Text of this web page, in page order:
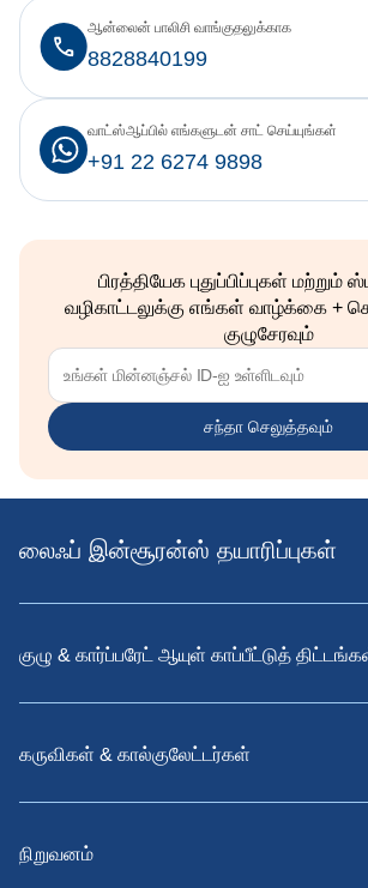
8828840199
ஆன்லைன் பாலிசி வாங்குதலுக்காக
+91 22 6274 9898
வாட்ஸ்ஆப்பில் எங்களுடன் சாட் செய்யுங்கள்
பிரத்தியேக புதுப்பிப்புகள் மற்றும்
வழிகாட்டலுக்கு எங்கள் வாழ்க்கை +
குழுசேரவும்
சந்தா செலுத்தவும்
லைஃப் இன்சூரன்ஸ் தயாரிப்புகள்
குழு & கார்ப்பரேட் ஆயுள் காப்பீட்டுத்
கருவிகள் & கால்குலேட்டர்கள்
நிறுவனம்